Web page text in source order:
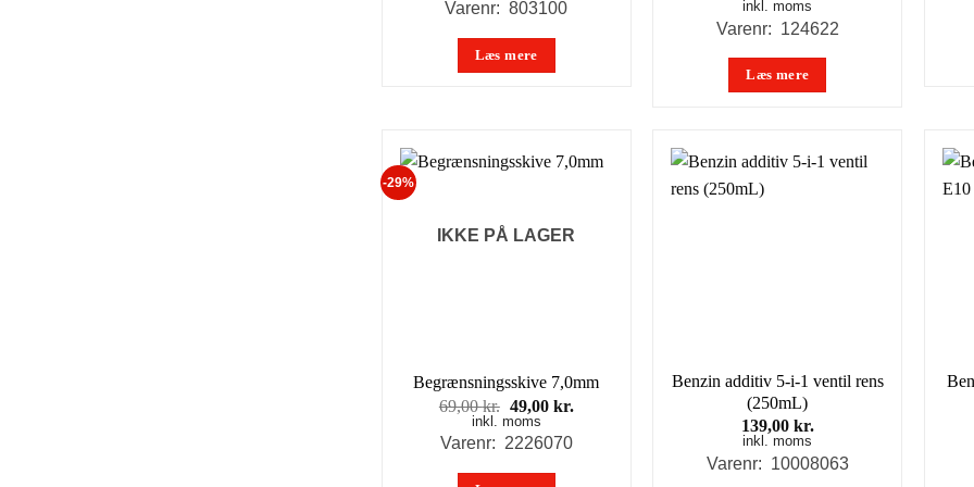
pris
298,00 kr..
Varenr: 803100
Læs mere
inkl. moms
Varenr: 124622
Læs mere
-29%
IKKE PÅ LAGER
Begrænsningsskive 7,0mm
69,00kr. Den
oprindelige
pris
69,00 kr..
49,00 kr.Den
pris
inkl. moms
Varenr: 2226070
Benzin additiv 5-i-1 ventil rens
(250mL)
139,00 kr.
inkl. moms
Varenr: 10008063